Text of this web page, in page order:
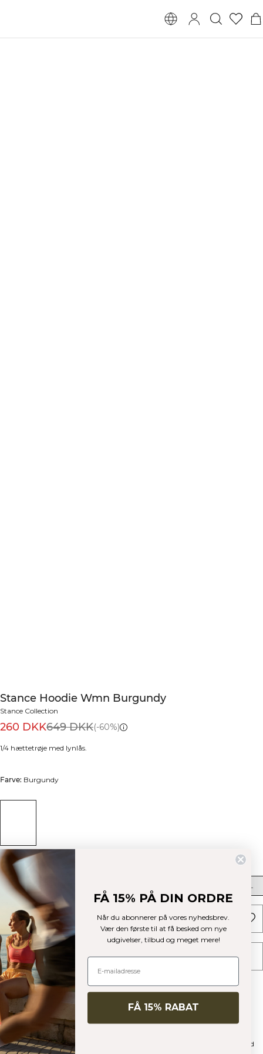
Stance Hoodie Wmn Burgundy
Stance Collection
260 DKK649 DKK(-60%)
1/4 hættetrøje med lynlås.
Farve: Burgundy
Størrelse
XS
UDSOLGT - GIV MIG BESKED
TILFØJ TIL ØNSKESKYEN
Beskrivelse
49% polyester, 44% rayon, 7% elastan
Blødt og strækbart materiale for ultimativ komfort
Foret hætte med snøre
YKK lynlås foran
Elastiske manchetter
Slids i siderne
Lige snit
ICIW-logobånd på ærmerne
1/4 hættetrøje med lynlås. Stance Hoodie vil bringe dig til fitnesscentret med
FÅ 15% PÅ DIN ORDRE
Når du abonnerer på vores nyhedsbrev.
Vær den første til at få besked om nye
udgivelser, tilbud og meget mere!
FÅ 15% RABAT